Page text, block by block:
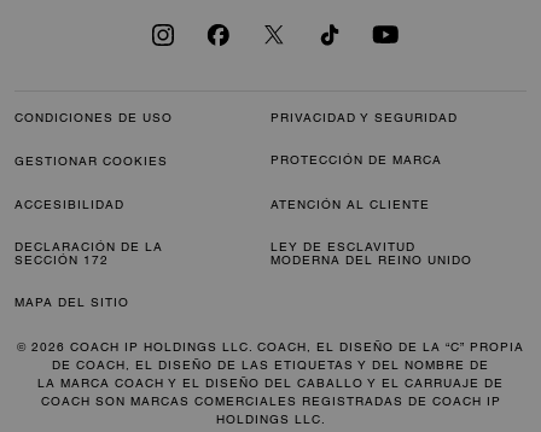
CONDICIONES DE USO PRIVACIDAD Y SEGURIDAD
GESTIONAR COOKIES PROTECCIÓN DE MARCA
ACCESIBILIDAD ATENCIÓN AL CLIENTE
DECLARACIÓN DE LA
SECCIÓN 172
LEY DE ESCLAVITUD
MODERNA DEL REINO UNIDO
MAPA DEL SITIO
© 2026 COACH IP HOLDINGS LLC. COACH, EL DISEÑO DE LA “C” PROPIA
DE COACH, EL DISEÑO DE LAS ETIQUETAS Y DEL NOMBRE DE
LA MARCA COACH Y EL DISEÑO DEL CABALLO Y EL CARRUAJE DE
COACH SON MARCAS COMERCIALES REGISTRADAS DE COACH IP
HOLDINGS LLC.